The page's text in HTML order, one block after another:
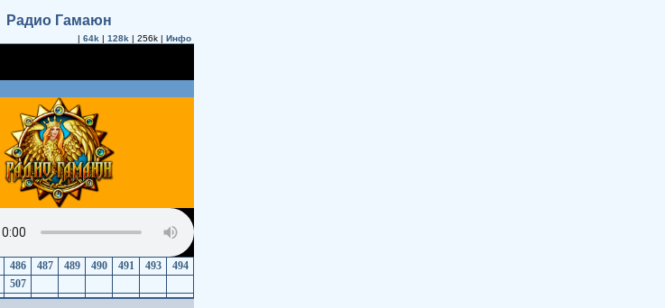
Радио Гамаюн
| 64k | 128k | 256k | Инфо
486 487 489 490 491 493
494
507